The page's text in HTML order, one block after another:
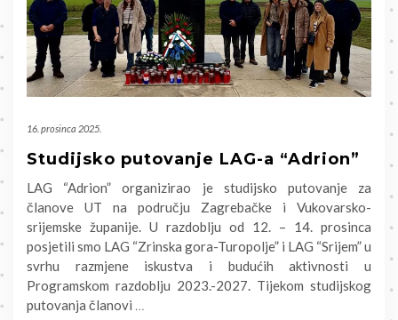
16. prosinca 2025.
Studijsko putovanje LAG-a “Adrion”
LAG “Adrion” organizirao je studijsko putovanje za
članove UT na području Zagrebačke i Vukovarsko-
srijemske županije. U razdoblju od 12. – 14. prosinca
posjetili smo LAG “Zrinska gora-Turopolje” i LAG “Srijem” u
svrhu razmjene iskustva i budućih aktivnosti u
Programskom razdoblju 2023.-2027. Tijekom studijskog
putovanja članovi …